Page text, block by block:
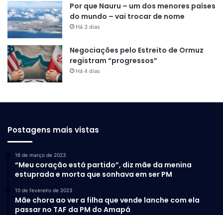
Por que Nauru – um dos menores países
do mundo – vai trocar de nome
Há 3 dias
Negociações pelo Estreito de Ormuz
registram “progressos”
Há 4 dias
Postagens mais vistas
16 de março de 2023
“Meu coração está partido”, diz mãe da menina
estuprada e morta que sonhava em ser PM
10 de fevereiro de 2023
Mãe chora ao ver a filha que vende lanche com ela
passar no TAF da PM do Amapá